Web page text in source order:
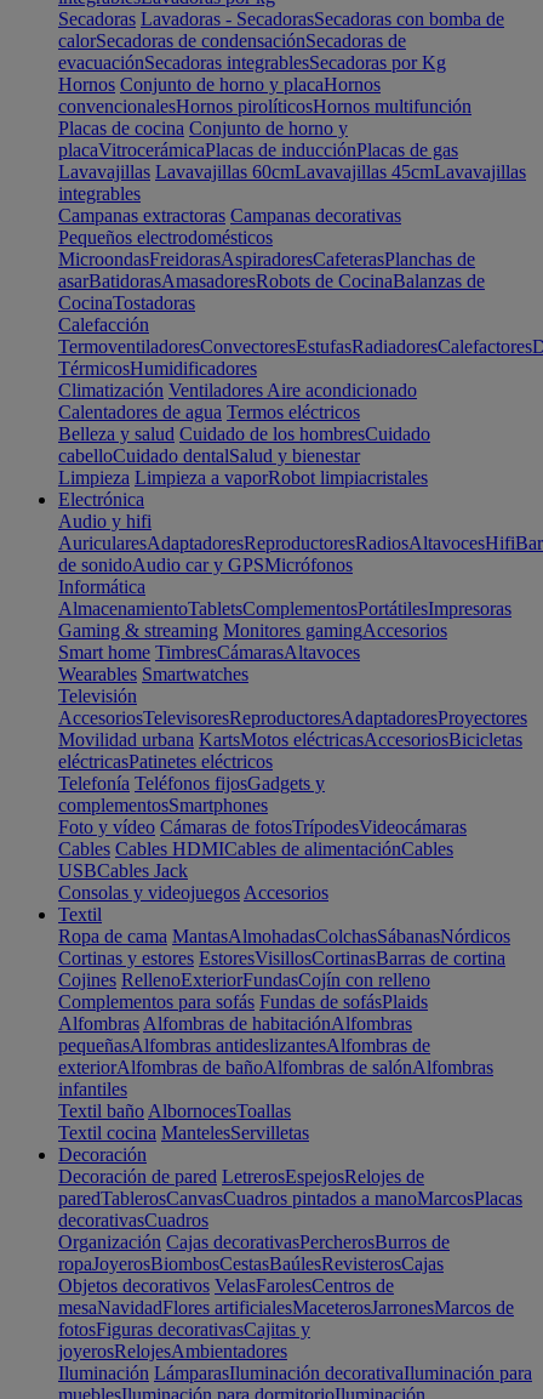
Secadoras Lavadoras - SecadorasSecadoras con bomba de
calorSecadoras de condensaciónSecadoras de
evacuaciónSecadoras integrablesSecadoras por Kg
Hornos Conjunto de horno y placaHornos
convencionalesHornos pirolíticosHornos multifunción
Placas de cocina Conjunto de horno y
placaVitrocerámicaPlacas de inducciónPlacas de gas
Lavavajillas Lavavajillas 60cmLavavajillas 45cmLavavajillas
integrables
Campanas extractoras Campanas decorativas
Pequeños electrodomésticos
MicroondasFreidorasAspiradoresCafeterasPlanchas de
asarBatidorasAmasadoresRobots de CocinaBalanzas de
CocinaTostadoras
Calefacción
TermoventiladoresConvectoresEstufasRadiadoresCalefactores
TérmicosHumidificadores
Climatización Ventiladores Aire acondicionado
Calentadores de agua Termos eléctricos
Belleza y salud Cuidado de los hombresCuidado
cabelloCuidado dentalSalud y bienestar
Limpieza Limpieza a vaporRobot limpiacristales
Electrónica
Audio y hifi
AuricularesAdaptadoresReproductoresRadiosAltavocesHifi
de sonidoAudio car y GPSMicrófonos
Informática
AlmacenamientoTabletsComplementosPortátilesImpresoras
Gaming & streaming Monitores gamingAccesorios
Smart home TimbresCámarasAltavoces
Wearables Smartwatches
Televisión
AccesoriosTelevisoresReproductoresAdaptadoresProyectores
Movilidad urbana KartsMotos eléctricasAccesoriosBicicletas
eléctricasPatinetes eléctricos
Telefonía Teléfonos fijosGadgets y
complementosSmartphones
Foto y vídeo Cámaras de fotosTrípodesVideocámaras
Cables Cables HDMICables de alimentaciónCables
USBCables Jack
Consolas y videojuegos Accesorios
Textil
Ropa de cama MantasAlmohadasColchasSábanasNórdicos
Cortinas y estores EstoresVisillosCortinasBarras de cortina
Cojines RellenoExteriorFundasCojín con relleno
Complementos para sofás Fundas de sofásPlaids
Alfombras Alfombras de habitaciónAlfombras
pequeñasAlfombras antideslizantesAlfombras de
exteriorAlfombras de bañoAlfombras de salónAlfombras
infantiles
Textil baño AlbornocesToallas
Textil cocina MantelesServilletas
Decoración
Decoración de pared LetrerosEspejosRelojes de
paredTablerosCanvasCuadros pintados a manoMarcosPlacas
decorativasCuadros
Organización Cajas decorativasPercherosBurros de
ropaJoyerosBiombosCestasBaúlesRevisterosCajas
Objetos decorativos VelasFarolesCentros de
mesaNavidadFlores artificialesMaceterosJarronesMarcos de
fotosFiguras decorativasCajitas y
joyerosRelojesAmbientadores
Iluminación LámparasIluminación decorativaIluminación para
mueblesIluminación para dormitorioIluminación